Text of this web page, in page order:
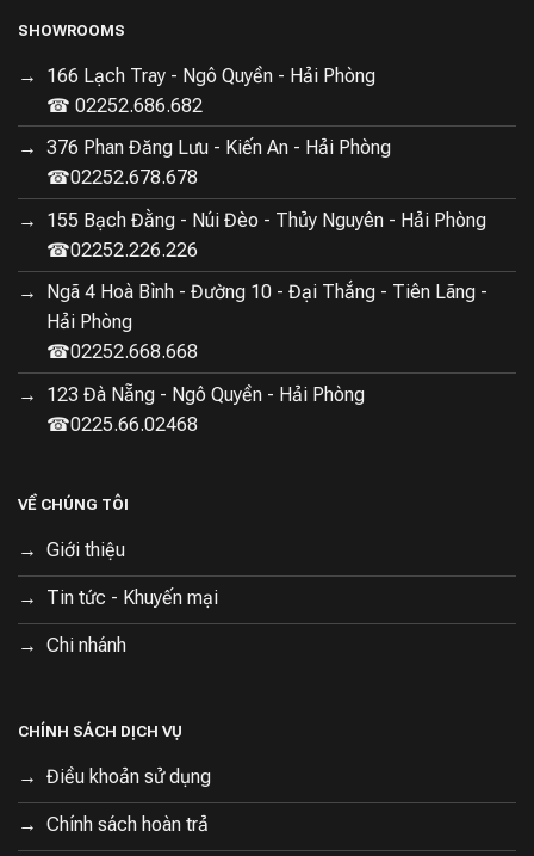
SHOWROOMS
166 Lạch Tray - Ngô Quyền - Hải Phòng
☎ 02252.686.682
376 Phan Đăng Lưu - Kiến An - Hải Phòng
☎02252.678.678
155 Bạch Đằng - Núi Đèo - Thủy Nguyên - Hải Phòng
☎02252.226.226
Ngã 4 Hoà Bình - Đường 10 - Đại Thắng - Tiên Lãng -
Hải Phòng
☎02252.668.668
123 Đà Nẵng - Ngô Quyền - Hải Phòng
☎0225.66.02468
VỀ CHÚNG TÔI
Giới thiệu
Tin tức - Khuyến mại
Chi nhánh
CHÍNH SÁCH DỊCH VỤ
Điều khoản sử dụng
Chính sách hoàn trả